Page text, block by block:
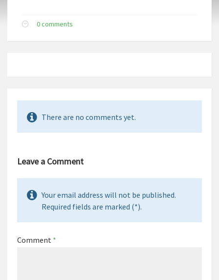
0 comments
There are no comments yet.
Leave a Comment
Your email address will not be published.
Required fields are marked (*).
Comment *